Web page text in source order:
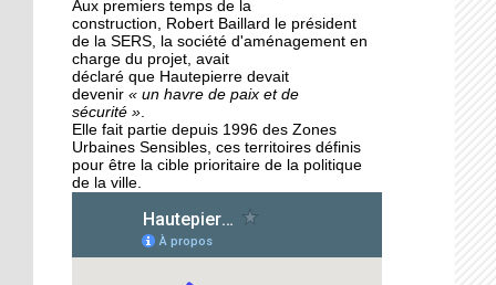
24 septembre 2015
La pépinière fait germer
les talents de
Hautepierre... et d'ailleurs
24 septembre 2015
Horizome s'enracine
doucement dans le
quartier
23 septembre 2015
Aux premiers temps de la
construction, Robert Baillard le président
de la SERS, la société d'aménagement en
charge du projet, avait
déclaré que Hautepierre devait
devenir « un havre de paix et de
sécurité ».
Elle fait partie depuis 1996 des Zones
Urbaines Sensibles, ces territoires définis
pour être la cible prioritaire de la politique
de la ville.